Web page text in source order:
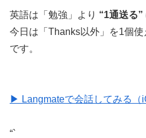
英語は「勉強」より “1通送る”
今日は「Thanks以外」を1個
です。
▶ Langmateで会話してみる（
“`